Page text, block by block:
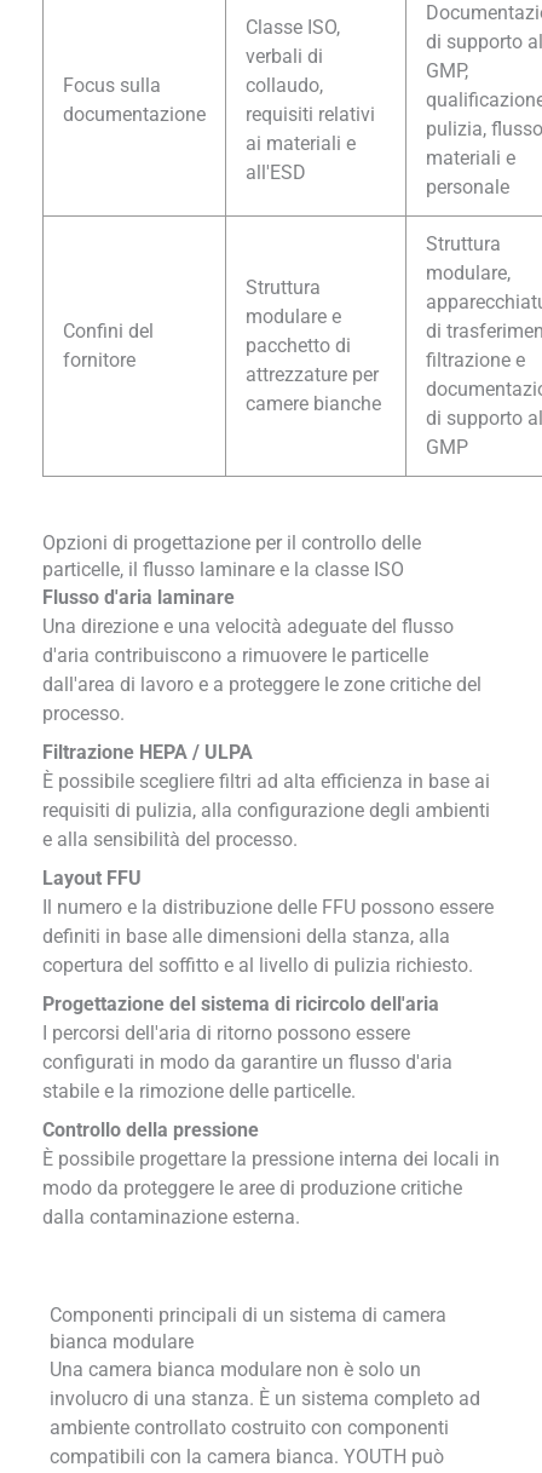
Focus sulla
documentazione
Classe ISO,
verbali di
collaudo,
requisiti relativi
ai materiali e
all'ESD
di supporto
GMP,
pulizia,
materiali e
personale
Confini del
fornitore
Struttura
modulare e
pacchetto di
attrezzature per
camere bianche
Struttura
modulare,
di
filtrazione e
di supporto
GMP
Opzioni di progettazione per il controllo delle
particelle, il flusso laminare e la classe ISO
Flusso d'aria laminare
Una direzione e una velocità adeguate del flusso
d'aria contribuiscono a rimuovere le particelle
dall'area di lavoro e a proteggere le zone critiche del
processo.
Filtrazione HEPA / ULPA
È possibile scegliere filtri ad alta efficienza in base ai
requisiti di pulizia, alla configurazione degli ambienti
e alla sensibilità del processo.
Layout FFU
Il numero e la distribuzione delle FFU possono essere
definiti in base alle dimensioni della stanza, alla
copertura del soffitto e al livello di pulizia richiesto.
Progettazione del sistema di ricircolo dell'aria
I percorsi dell'aria di ritorno possono essere
configurati in modo da garantire un flusso d'aria
stabile e la rimozione delle particelle.
Controllo della pressione
È possibile progettare la pressione interna dei locali in
modo da proteggere le aree di produzione critiche
dalla contaminazione esterna.
Componenti principali di un sistema di camera
bianca modulare
Una camera bianca modulare non è solo un
involucro di una stanza. È un sistema completo ad
ambiente controllato costruito con componenti
compatibili con la camera bianca. YOUTH può